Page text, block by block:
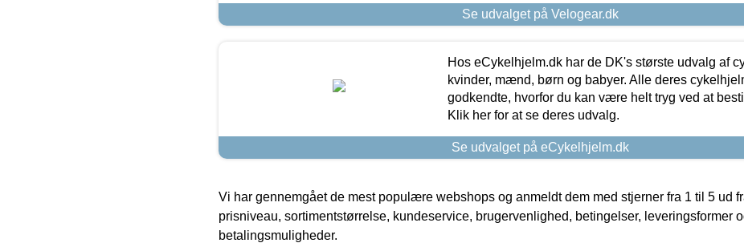
Se udvalget på Velogear.dk
Hos eCykelhjelm.dk har de DK's største udvalg af
kvinder, mænd, børn og babyer. Alle deres
godkendte, hvorfor du kan være helt tryg ved at
Klik her for at se deres udvalg.
Se udvalget på eCykelhjelm.dk
Vi har gennemgået de mest populære webshops og anmeldt dem med stjerner fra 1 til 5 ud
prisniveau, sortimentstørrelse, kundeservice, brugervenlighed, betingelser, leveringsformer
betalingsmuligheder.